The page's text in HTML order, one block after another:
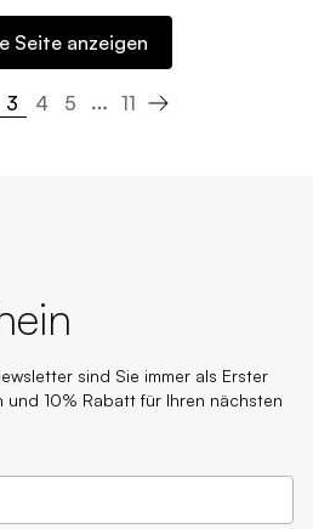
Seite anzeigen
page
3 4
5
11
Next page
sind Sie immer als Erster
und 10% Rabatt für Ihren nächsten